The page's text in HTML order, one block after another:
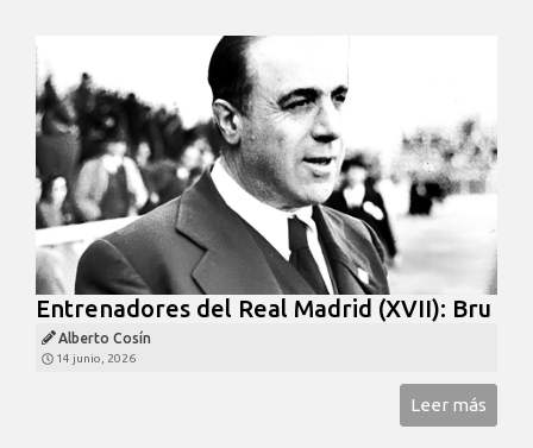
Entrenadores del Real Madrid (XVII): Bru
Alberto Cosín
14 junio, 2026
Leer más